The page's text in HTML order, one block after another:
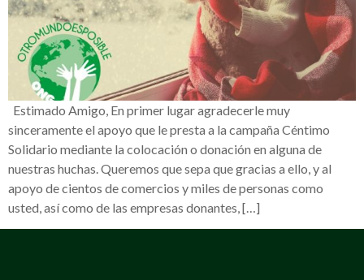
Estimado Amigo, En primer lugar agradecerle muy
sinceramente el apoyo que le presta a la campaña Céntimo
Solidario mediante la colocación o donación en alguna de
nuestras huchas. Queremos que sepa que gracias a ello, y al
apoyo de cientos de comercios y miles de personas como
usted, así como de las empresas donantes, […]